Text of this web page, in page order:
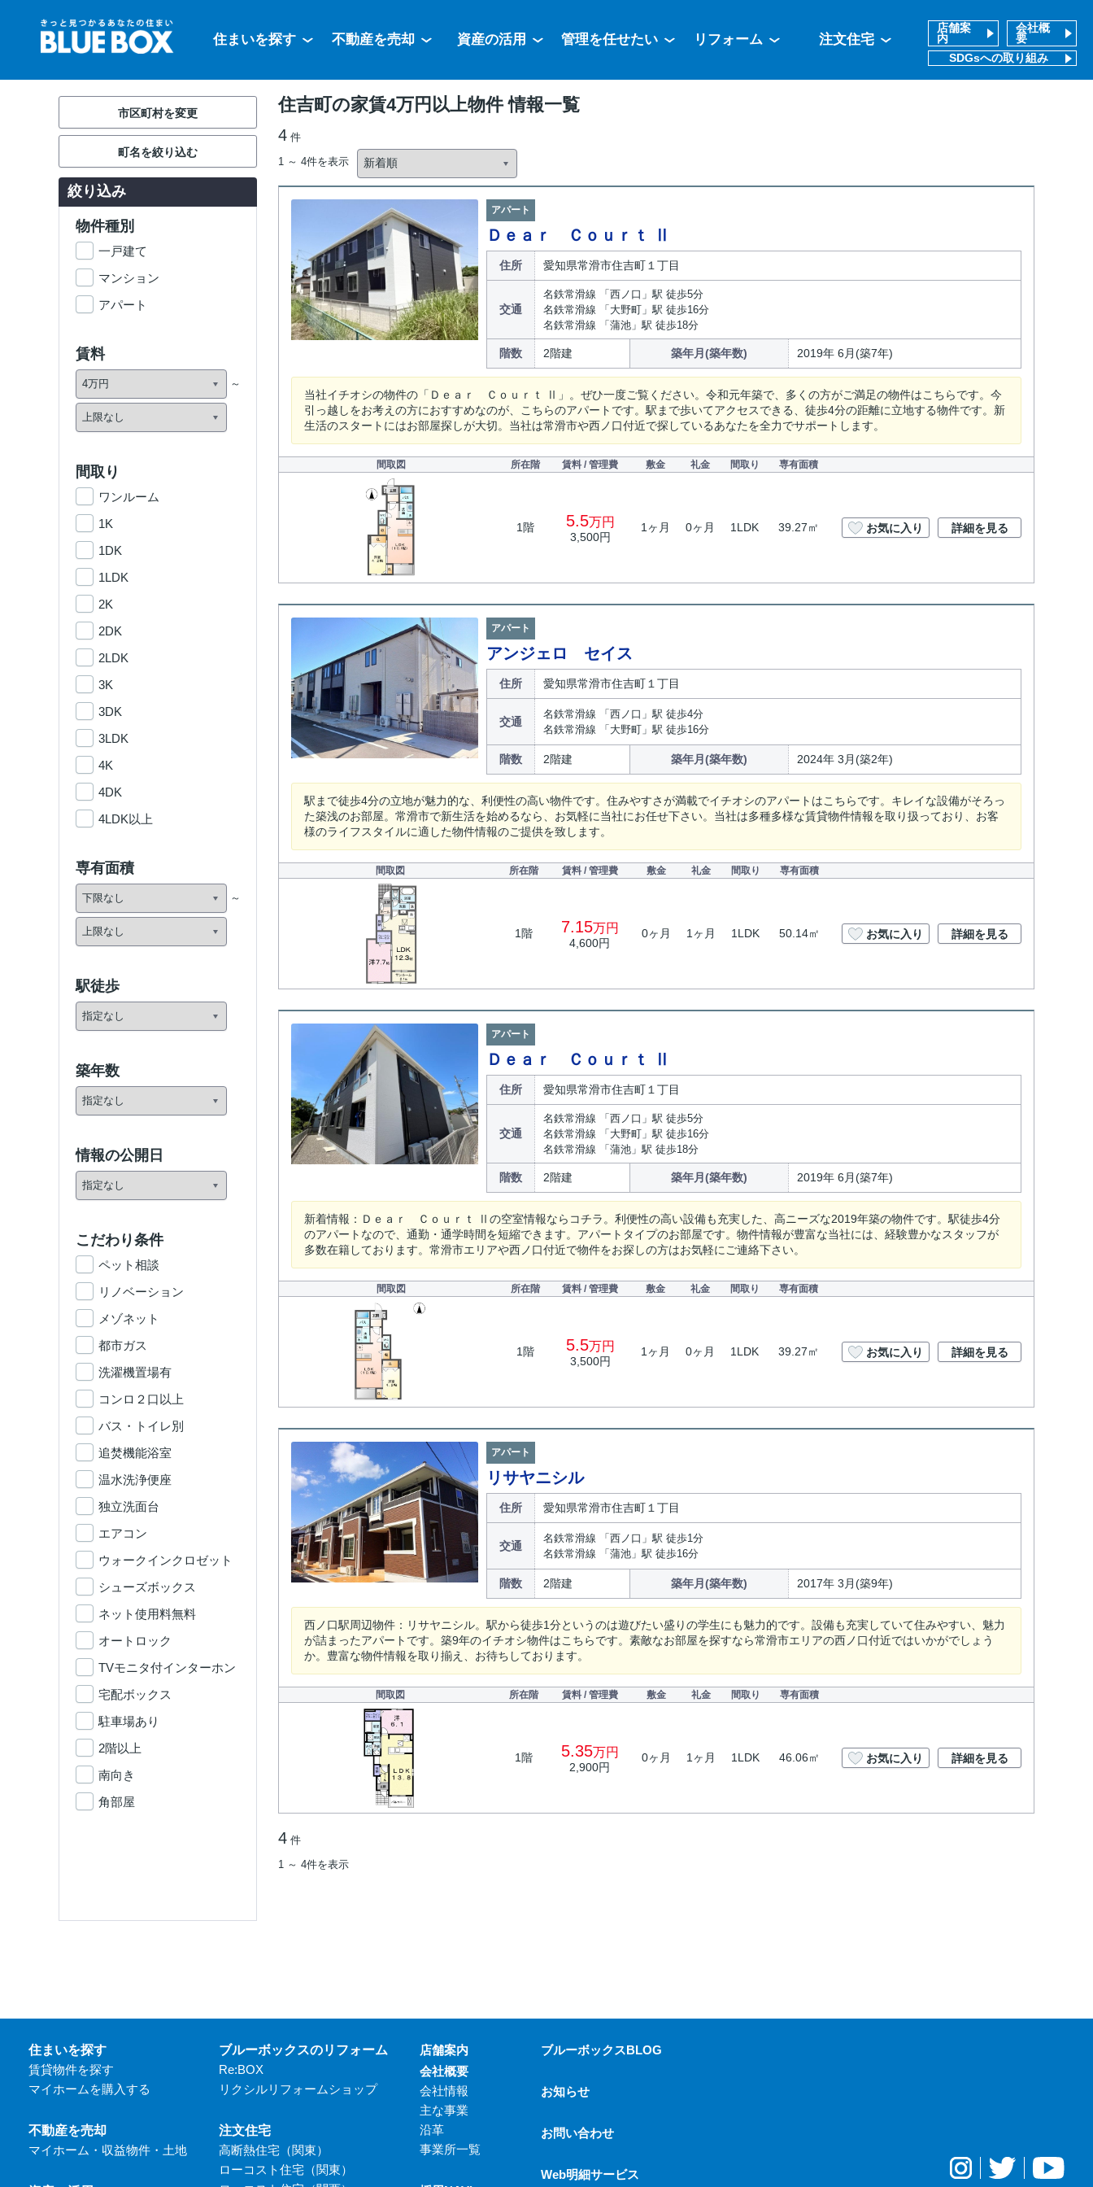
住まいを探す 不動産を売却 資産の活用 管理を任せたい リフォーム 注文住宅
店舗案
内
会社概
要
SDGsへの取り組み
住吉町の家賃4万円以上物件 情報一覧
4 件
1 ～ 4件を表示
アパート
Ｄｅａｒ Ｃｏｕｒｔ Ⅱ
住所 愛知県常滑市住吉町１丁目
交通
名鉄常滑線 「西ノ口」駅 徒歩5分
名鉄常滑線 「大野町」駅 徒歩16分
名鉄常滑線 「蒲池」駅 徒歩18分
階数 2階建 築年月(築年数) 2019年 6月(築7年)
当社イチオシの物件の「Ｄｅａｒ Ｃｏｕｒｔ Ⅱ」。ぜひ一度ご覧ください。令和元年築で、多くの方がご満足の物件はこちらです。今
引っ越しをお考えの方におすすめなのが、こちらのアパートです。駅まで歩いてアクセスできる、徒歩4分の距離に立地する物件です。新
生活のスタートにはお部屋探しが大切。当社は常滑市や西ノ口付近で探しているあなたを全力でサポートします。
間取図 所在階 賃料 / 管理費 敷金 礼金 間取り 専有面積
1階 5.5万円
3,500円
1ヶ月 0ヶ月 1LDK 39.27㎡ お気に入り 詳細を見る
アパート
アンジェロ セイス
住所 愛知県常滑市住吉町１丁目
交通
名鉄常滑線 「西ノ口」駅 徒歩4分
名鉄常滑線 「大野町」駅 徒歩16分
階数 2階建 築年月(築年数) 2024年 3月(築2年)
駅まで徒歩4分の立地が魅力的な、利便性の高い物件です。住みやすさが満載でイチオシのアパートはこちらです。キレイな設備がそろっ
た築浅のお部屋。常滑市で新生活を始めるなら、お気軽に当社にお任せ下さい。当社は多種多様な賃貸物件情報を取り扱っており、お客
様のライフスタイルに適した物件情報のご提供を致します。
間取図 所在階 賃料 / 管理費 敷金 礼金 間取り 専有面積
1階 7.15万円
4,600円
0ヶ月 1ヶ月 1LDK 50.14㎡ お気に入り 詳細を見る
アパート
Ｄｅａｒ Ｃｏｕｒｔ Ⅱ
住所 愛知県常滑市住吉町１丁目
交通
名鉄常滑線 「西ノ口」駅 徒歩5分
名鉄常滑線 「大野町」駅 徒歩16分
名鉄常滑線 「蒲池」駅 徒歩18分
階数 2階建 築年月(築年数) 2019年 6月(築7年)
新着情報：Ｄｅａｒ Ｃｏｕｒｔ Ⅱの空室情報ならコチラ。利便性の高い設備も充実した、高ニーズな2019年築の物件です。駅徒歩4分
のアパートなので、通勤・通学時間を短縮できます。アパートタイプのお部屋です。物件情報が豊富な当社には、経験豊かなスタッフが
多数在籍しております。常滑市エリアや西ノ口付近で物件をお探しの方はお気軽にご連絡下さい。
間取図 所在階 賃料 / 管理費 敷金 礼金 間取り 専有面積
1階 5.5万円
3,500円
1ヶ月 0ヶ月 1LDK 39.27㎡ お気に入り 詳細を見る
アパート
リサヤニシル
住所 愛知県常滑市住吉町１丁目
交通
名鉄常滑線 「西ノ口」駅 徒歩1分
名鉄常滑線 「蒲池」駅 徒歩16分
階数 2階建 築年月(築年数) 2017年 3月(築9年)
西ノ口駅周辺物件：リサヤニシル。駅から徒歩1分というのは遊びたい盛りの学生にも魅力的です。設備も充実していて住みやすい、魅力
が詰まったアパートです。築9年のイチオシ物件はこちらです。素敵なお部屋を探すなら常滑市エリアの西ノ口付近ではいかがでしょう
か。豊富な物件情報を取り揃え、お待ちしております。
間取図 所在階 賃料 / 管理費 敷金 礼金 間取り 専有面積
1階 5.35万円
2,900円
0ヶ月 1ヶ月 1LDK 46.06㎡ お気に入り 詳細を見る
4 件
1 ～ 4件を表示
市区町村を変更
町名を絞り込む
絞り込み
物件種別
一戸建て
マンション
アパート
賃料
間取り
ワンルーム
1K
1DK
1LDK
2K
2DK
2LDK
3K
3DK
3LDK
4K
4DK
4LDK以上
専有面積
駅徒歩
築年数
情報の公開日
こだわり条件
ペット相談
リノベーション
メゾネット
都市ガス
洗濯機置場有
コンロ２口以上
バス・トイレ別
追焚機能浴室
温水洗浄便座
独立洗面台
エアコン
ウォークインクロゼット
シューズボックス
ネット使用料無料
オートロック
TVモニタ付インターホン
宅配ボックス
駐車場あり
2階以上
南向き
角部屋
住まいを探す
賃貸物件を探す
マイホームを購入する
不動産を売却
マイホーム・収益物件・土地
ブルーボックスのリフォーム
Re:BOX
リクシルリフォームショップ
注文住宅
高断熱住宅（関東）
ローコスト住宅（関東）
店舗案内
会社概要
会社情報
主な事業
沿革
事業所一覧
ブルーボックスBLOG
お知らせ
お問い合わせ
Web明細サービス